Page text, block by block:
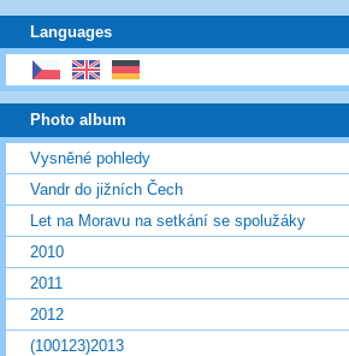
Languages
Photo album
Vysněné pohledy
Vandr do jižních Čech
Let na Moravu na setkání se spolužáky
2010
2011
2012
(100123)2013